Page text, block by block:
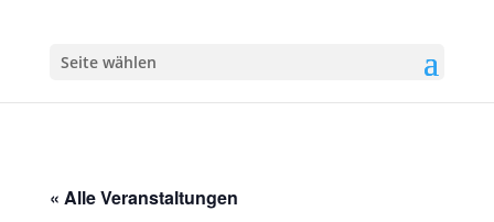
Seite wählen
« Alle Veranstaltungen